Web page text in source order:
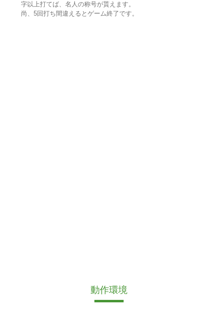
字以上打てば、名人の称号が貰えます。
尚、5回打ち間違えるとゲーム終了です。
動作環境